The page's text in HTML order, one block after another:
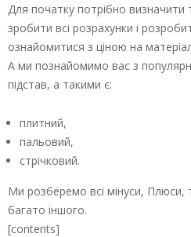
Для початку потрібно визначити
зробити всі розрахунки і
ознайомитися з ціною на
А ми познайомимо вас з
підстав, а такими є:
плитний,
пальовий,
стрічковий.
Ми розберемо всі мінуси, Плюси,
багато іншого.
[contents]